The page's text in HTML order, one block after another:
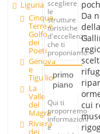
Liguria
Cinque
Terre e
Golfo
dei
Poeti
Genova
e
Tigullio
La
Valle
del
Magra
Riviera
dei
scegliere
le
strutture
turistiche
d'eccellenza
che ti
proponiamo.
primo
piano
Qui ti
proporremo
informazioni
e
Da
cui